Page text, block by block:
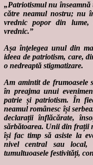
„Patriotismul nu
către neamul nostru; nu
vrednic popor din
vrednic.”
Așa înţelegea unul din
ideea de patriotism, care,
o nedreaptă stigmatizare.
Am amintit de frumoasele
în preajma unui
patrie și patriotism. În
neamul românesc își
declarații înflăcărate,
sărbătoarea. Unii din frații
își fac timp să asiste la
nivel central sau
tumultuoasele festivități,